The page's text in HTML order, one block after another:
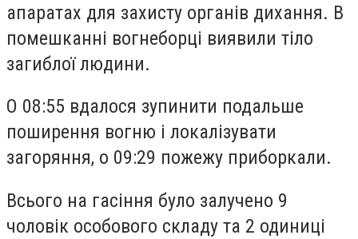
апаратах для захисту органів дихання. В
помешканні вогнеборці виявили тіло
загиблої людини.
О 08:55 вдалося зупинити подальше
поширення вогню і локалізувати
загоряння, о 09:29 пожежу приборкали.
Всього на гасіння було залучено 9
чоловік особового складу та 2 одиниці